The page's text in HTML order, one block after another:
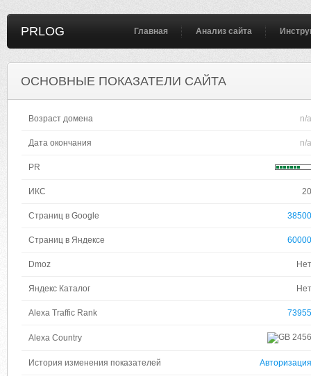
PRLOG Главная Анализ сайта
ОСНОВНЫЕ ПОКАЗАТЕЛИ САЙТА
Возраст домена n/a
Дата окончания n/a
PR
ИКС 20
Страниц в Google 38500
Страниц в Яндексе 60000
Dmoz Нет
Яндекс Каталог Нет
Alexa Traffic Rank 73955
Alexa Country 2456
История изменения показателей Авторизация